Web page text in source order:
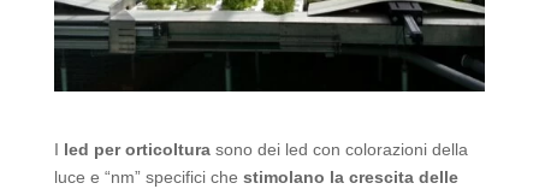
I led per orticolturasono dei led con colorazioni della
luce e “nm” specifici che stimolano la crescita delle